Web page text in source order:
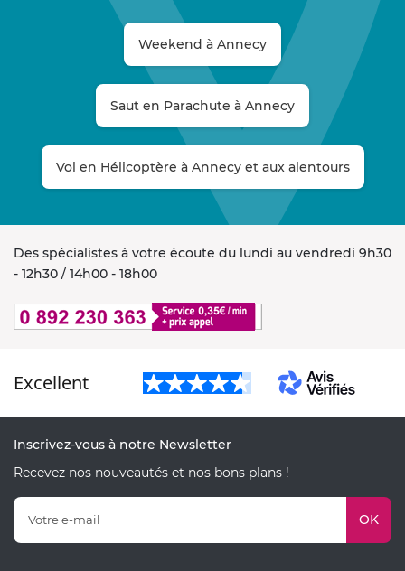
Weekend à Annecy
Saut en Parachute à Annecy
Vol en Hélicoptère à Annecy et aux alentours
Des spécialistes à votre écoute du lundi au vendredi 9h30
- 12h30 / 14h00 - 18h00
Excellent
Inscrivez-vous à notre Newsletter
Recevez nos nouveautés et nos bons plans !
OK